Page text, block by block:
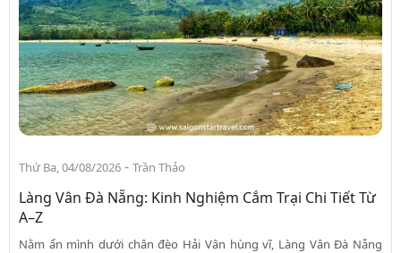
Thứ Ba, 04/08/2026 - Trần Thảo
Làng Vân Đà Nẵng: Kinh Nghiệm Cắm Trại Chi Tiết Từ
A–Z
Nằm ẩn mình dưới chân đèo Hải Vân hùng vĩ, Làng Vân Đà Nẵng